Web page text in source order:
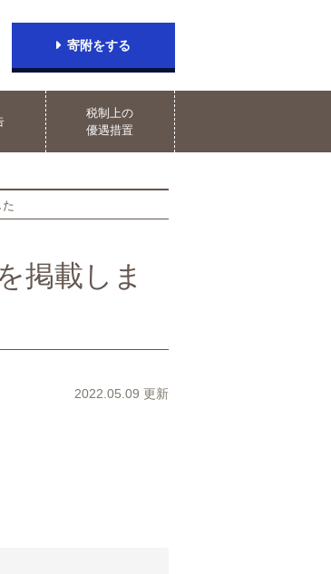
寄附をする
税制上の
優遇措置
掲載しま
2022.05.09 更新